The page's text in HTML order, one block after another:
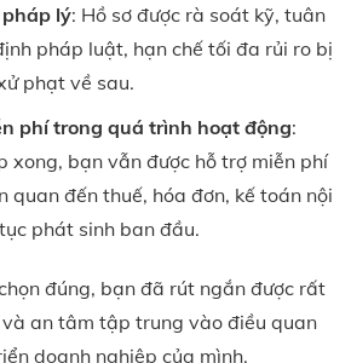
lý: Hồ sơ được rà soát kỹ, tuân
pháp luật, hạn chế tối đa rủi ro bị
phạt về sau.
phí trong quá trình hoạt động:
xong, bạn vẫn được hỗ trợ miễn phí
quan đến thuế, hóa đơn, kế toán nội
phát sinh ban đầu.
đúng, bạn đã rút ngắn được rất
an tâm tập trung vào điều quan
doanh nghiệp của mình.